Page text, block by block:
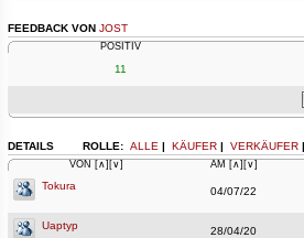
FEEDBACK VON JOST
POSITIV
11
ROLLE: ALLE | KÄUFER | VERKÄUFER
DETAILS
VON [∧] [∨] AM [∧] [∨]
Tokura 04/07/22
Uaptyp
28/04/20